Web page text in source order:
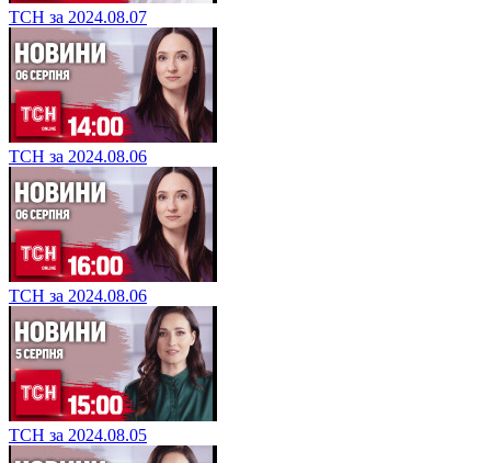
ТСН за 2024.08.07
ТСН за 2024.08.06
ТСН за 2024.08.06
ТСН за 2024.08.05